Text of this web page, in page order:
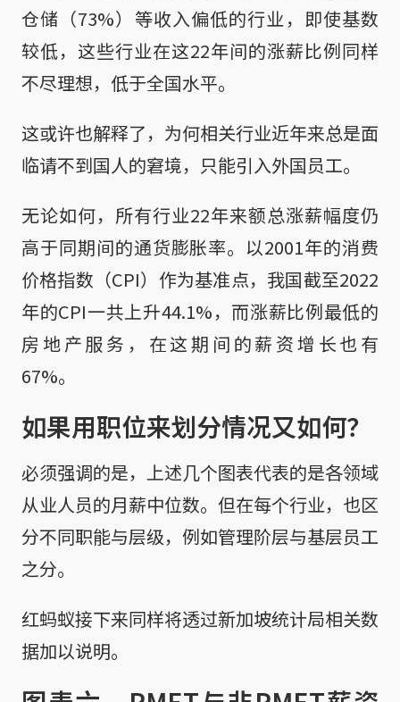
仓储（73%）等收入偏低的行业，即使基数
较低，这些行业在这22年间的涨薪比例同样
不尽理想，低于全国水平。
这或许也解释了，为何相关行业近年来总是面
临请不到国人的窘境，只能引入外国员工。
无论如何，所有行业22年来额总涨薪幅度仍
高于同期间的通货膨胀率。以2001年的消费
价格指数（CPI）作为基准点，我国截至2022
年的CPI一共上升44.1%，而涨薪比例最低的
房地产服务，在这期间的薪资增长也有
67%。
如果用职位来划分情况又如何？
必须强调的是，上述几个图表代表的是各领域
从业人员的月薪中位数。但在每个行业，也区
分不同职能与层级，例如管理阶层与基层员工
之分。
红蚂蚁接下来同样将透过新加坡统计局相关数
据加以说明。